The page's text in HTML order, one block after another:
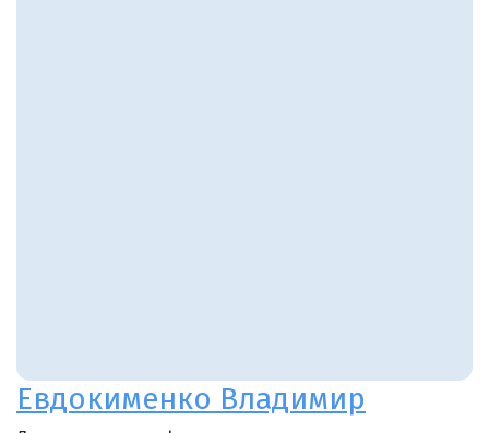
Евдокименко Владимир